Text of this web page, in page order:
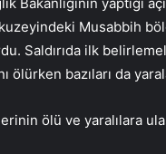
kuzeyindeki Musabbih
Saldırıda ilk
ölürken bazıları da
ölü ve yaralılara